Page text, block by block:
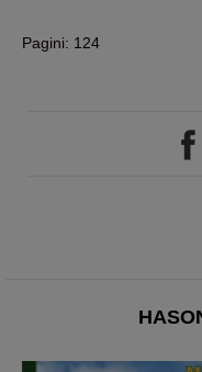
Pagini: 124